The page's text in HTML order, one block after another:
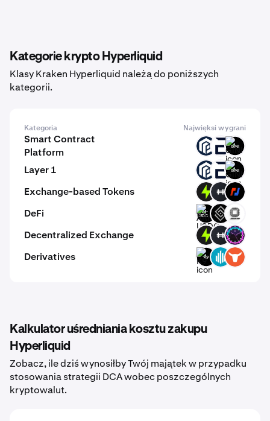
Kategorie krypto Hyperliquid
Klasy Kraken Hyperliquid należą do poniższych
kategorii.
Kategoria Najwięksi wygrani
Smart Contract
Platform
PAW EVR GINI
Layer 1 PAW EVR GINI
Exchange-based Tokens PTF HFT BMEX
DeFi ARM-
USDC DECT EVOP
Decentralized Exchange PTF HFT TONI
Derivatives K9 GWEITRADOOR
Kalkulator uśredniania kosztu zakupu
Hyperliquid
Zobacz, ile dziś wynosiłby Twój majątek w przypadku
stosowania strategii DCA wobec poszczególnych
kryptowalut.